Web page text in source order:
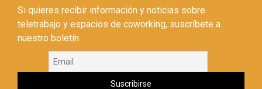
Si quieres recibir información y noticias sobre
teletrabajo y espacios de coworking, suscríbete a
nuestro boletín.